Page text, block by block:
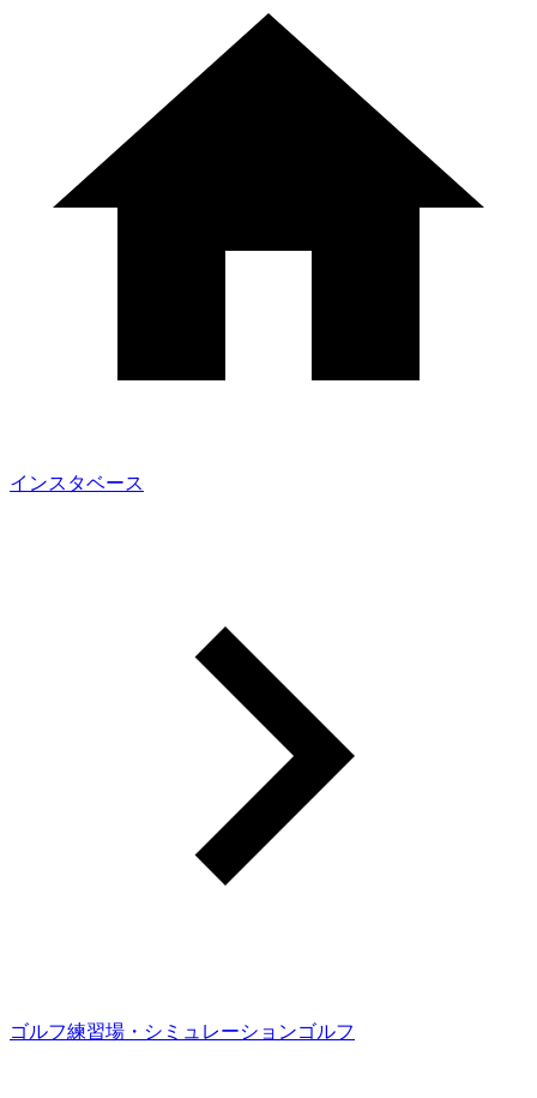
インスタベース
ゴルフ練習場・シミュレーションゴルフ